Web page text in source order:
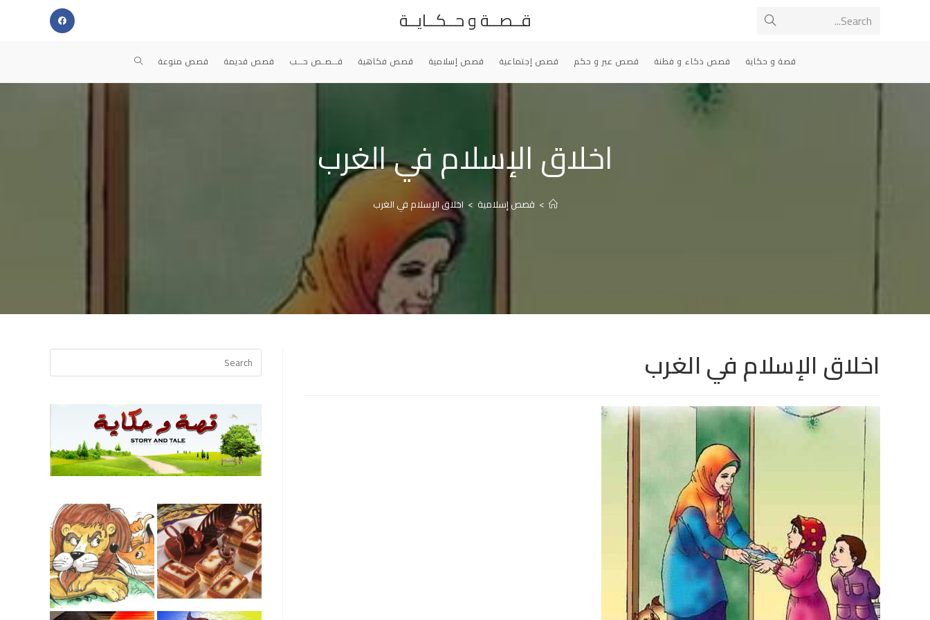
Search...
Submit
قــصــة و حــكــايــة
قصة و حكاية قصص ذكاء و فطنة قصص عبر و حكم قصص إجتماعية قصص إسلامية قصص فكاهية قــصـص حــب قصص قديمة قصص منوعة TOGGLE
اخلاق الإسلام في الغرب
> قصص إسلامية > اخلاق الإسلام في الغرب
اخلاق الإسلام في الغرب